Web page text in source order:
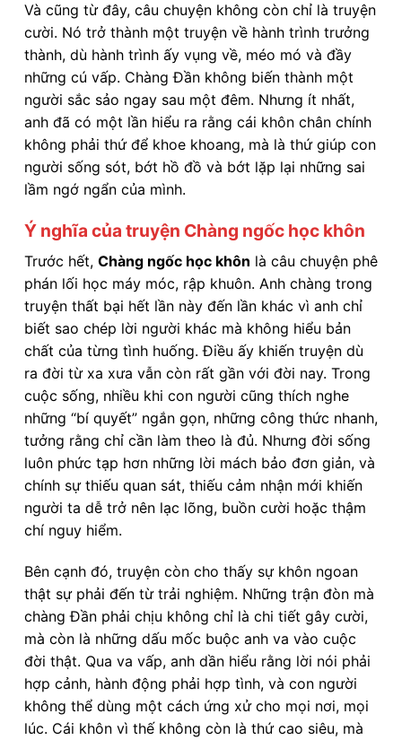
Và cũng từ đây, câu chuyện không còn chỉ là truyện
cười. Nó trở thành một truyện về hành trình trưởng
thành, dù hành trình ấy vụng về, méo mó và đầy
những cú vấp. Chàng Đần không biến thành một
người sắc sảo ngay sau một đêm. Nhưng ít nhất,
anh đã có một lần hiểu ra rằng cái khôn chân chính
không phải thứ để khoe khoang, mà là thứ giúp con
người sống sót, bớt hồ đồ và bớt lặp lại những sai
lầm ngớ ngẩn của mình.
Ý nghĩa của truyện Chàng ngốc học khôn
Trước hết, Chàng ngốc học khôn là câu chuyện phê
phán lối học máy móc, rập khuôn. Anh chàng trong
truyện thất bại hết lần này đến lần khác vì anh chỉ
biết sao chép lời người khác mà không hiểu bản
chất của từng tình huống. Điều ấy khiến truyện dù
ra đời từ xa xưa vẫn còn rất gần với đời nay. Trong
cuộc sống, nhiều khi con người cũng thích nghe
những “bí quyết” ngắn gọn, những công thức nhanh,
tưởng rằng chỉ cần làm theo là đủ. Nhưng đời sống
luôn phức tạp hơn những lời mách bảo đơn giản, và
chính sự thiếu quan sát, thiếu cảm nhận mới khiến
người ta dễ trở nên lạc lõng, buồn cười hoặc thậm
chí nguy hiểm.
Bên cạnh đó, truyện còn cho thấy sự khôn ngoan
thật sự phải đến từ trải nghiệm. Những trận đòn mà
chàng Đần phải chịu không chỉ là chi tiết gây cười,
mà còn là những dấu mốc buộc anh va vào cuộc
đời thật. Qua va vấp, anh dần hiểu rằng lời nói phải
hợp cảnh, hành động phải hợp tình, và con người
không thể dùng một cách ứng xử cho mọi nơi, mọi
lúc. Cái khôn vì thế không còn là thứ cao siêu, mà